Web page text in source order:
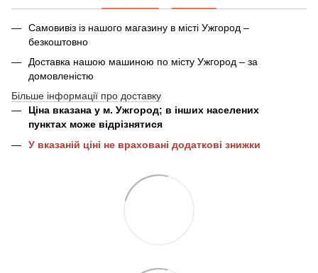
Самовивіз із нашого магазину в місті Ужгород –
безкоштовно
Доставка нашою машиною по місту Ужгород – за
домовленістю
Більше інформації про доставку
Ціна вказана у м. Ужгород; в інших населених
пунктах може відрізнятися
У вказаній ціні не враховані додаткові знижки